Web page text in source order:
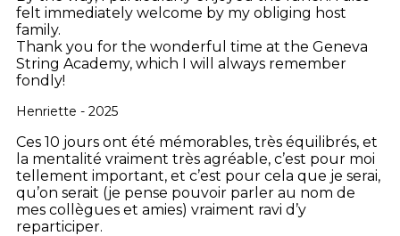
felt immediately welcome by my obliging host
family.
Thank you for the wonderful time at the Geneva
String Academy, which I will always remember
fondly!
Henriette - 2025
Ces 10 jours ont été mémorables, très équilibrés, et
la mentalité vraiment très agréable, c’est pour moi
tellement important, et c’est pour cela que je serai,
qu’on serait (je pense pouvoir parler au nom de
mes collègues et amies) vraiment ravi d’y
reparticiper.